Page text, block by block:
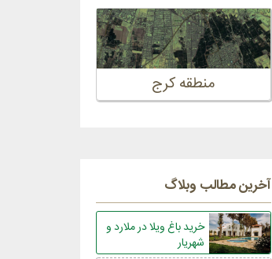
منطقه کرج
آخرین مطالب وبلاگ
خرید باغ ویلا در ملارد و
شهریار